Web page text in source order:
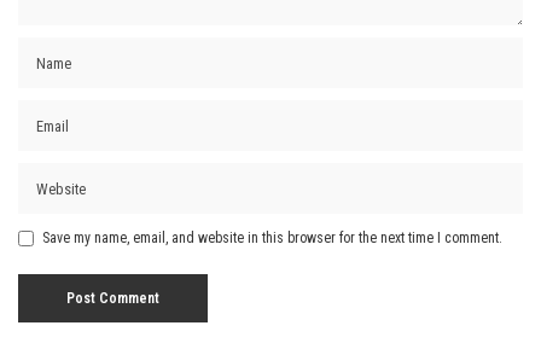
Save my name, email, and website in this browser for the next time I comment.